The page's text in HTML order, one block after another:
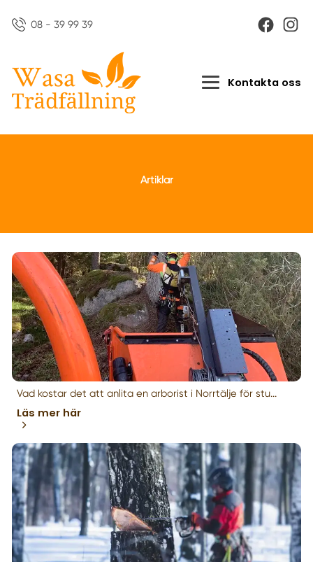
08 - 39 99 39
Kontakta oss
Artiklar
Vad kostar det att anlita en arborist i Norrtälje för stu...
Läs mer här